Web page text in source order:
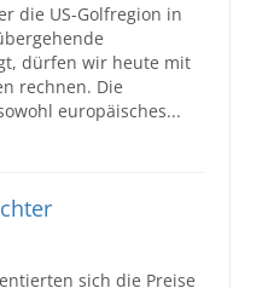
die US-Golfregion in
dürfen wir heute mit
rechnen. Die
europäisches...
sich die Preise